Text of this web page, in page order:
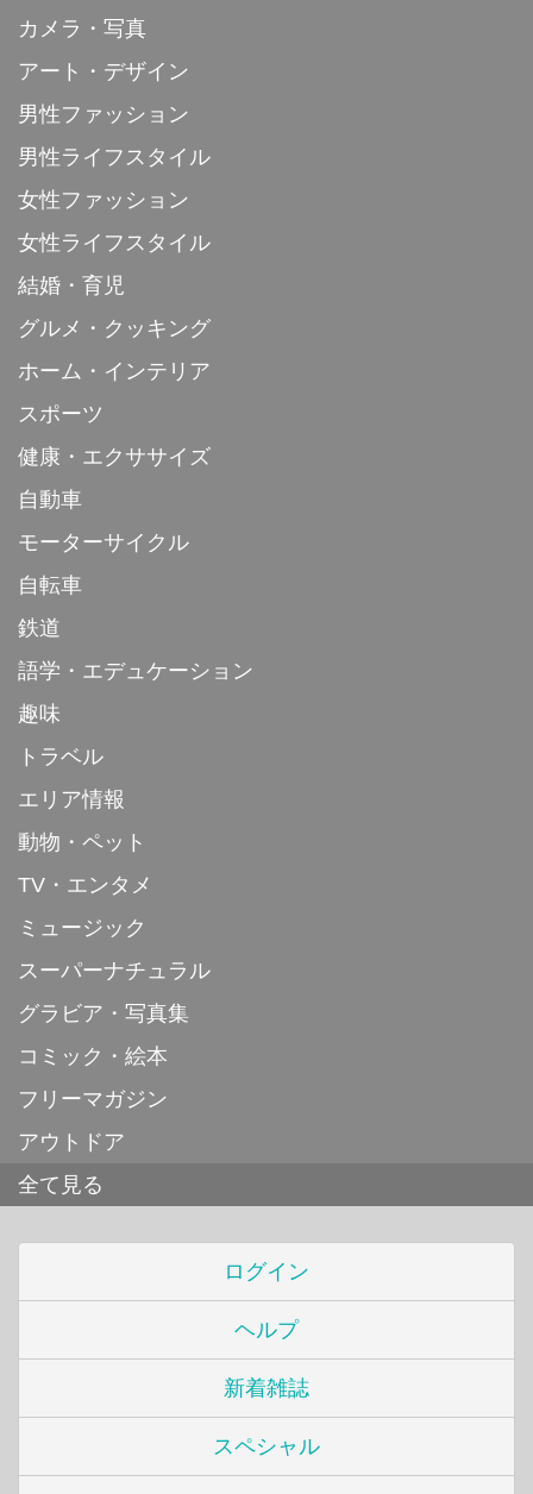
カメラ・写真
アート・デザイン
男性ファッション
男性ライフスタイル
女性ファッション
女性ライフスタイル
結婚・育児
グルメ・クッキング
ホーム・インテリア
スポーツ
健康・エクササイズ
自動車
モーターサイクル
自転車
鉄道
語学・エデュケーション
趣味
トラベル
エリア情報
動物・ペット
TV・エンタメ
ミュージック
スーパーナチュラル
グラビア・写真集
コミック・絵本
フリーマガジン
アウトドア
全て見る
ログイン
ヘルプ
新着雑誌
スペシャル